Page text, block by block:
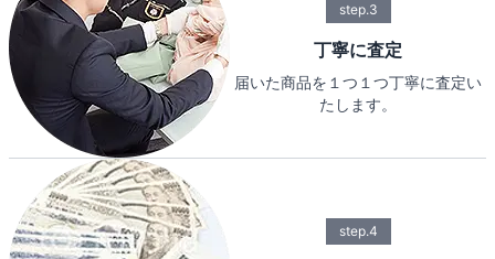
step.3
丁寧に査定
届いた商品を１つ１つ丁寧に査定い
たします。
step.4